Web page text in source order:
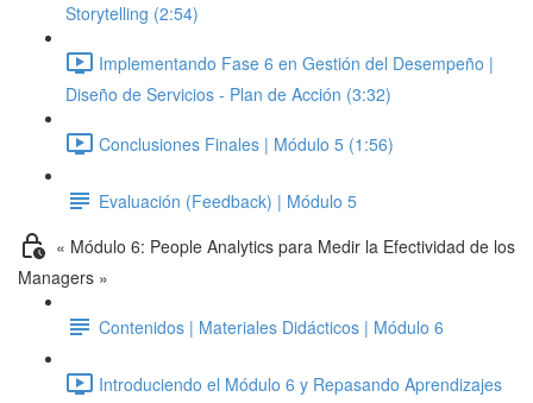
Storytelling (2:54)
Implementando Fase 6 en Gestión del Desempeño |
Diseño de Servicios - Plan de Acción (3:32)
Conclusiones Finales | Módulo 5 (1:56)
Evaluación (Feedback) | Módulo 5
« Módulo 6: People Analytics para Medir la Efectividad de los
Managers »
Contenidos | Materiales Didácticos | Módulo 6
Introduciendo el Módulo 6 y Repasando Aprendizajes